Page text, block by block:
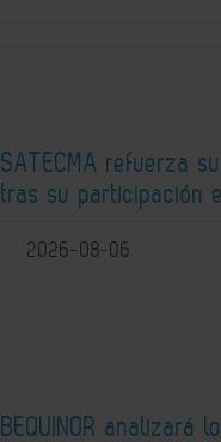
SATECMA refuerza
tras su participación
2026-08-06
BEQUINOR